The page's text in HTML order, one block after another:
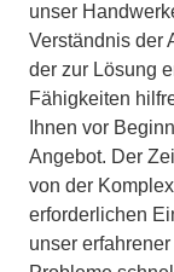
unser
Verständnis der
der zur Lösung
Fähigkeiten
Ihnen vor
Angebot. Der
von der
erforderlichen
unser